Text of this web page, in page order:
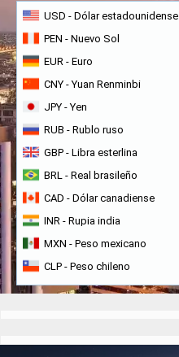
USD - Dólar estadounidense
PEN - Nuevo Sol
EUR - Euro
CNY - Yuan Renminbi
JPY - Yen
RUB - Rublo ruso
GBP - Libra esterlina
BRL - Real brasileño
CAD - Dólar canadiense
INR - Rupia india
MXN - Peso mexicano
CLP - Peso chileno